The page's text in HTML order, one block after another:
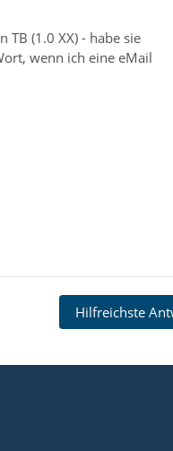
(1.0 XX) - habe sie
wenn ich eine eMail
Hilfreichste